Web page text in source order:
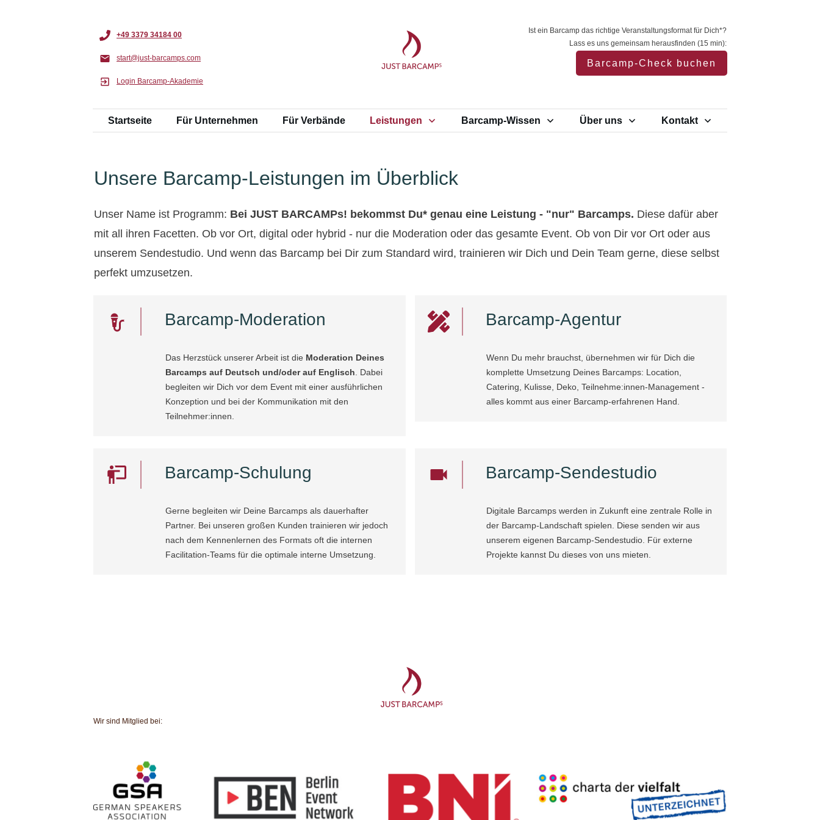
+49 3379 34184 00
start@just-barcamps.com
Login Barcamp-Akademie
Ist ein Barcamp das richtige Veranstaltungsformat für Dich*?
Lass es uns gemeinsam herausfinden (15 min):
Barcamp-Check buchen
Startseite Für Unternehmen Für Verbände Leistungen Barcamp-Wissen Über uns Kontakt
Unsere Barcamp-Leistungen im Überblick
Unser Name ist Programm: Bei JUST BARCAMPs! bekommst Du* genau eine Leistung - "nur" Barcamps. Diese dafür aber
mit all ihren Facetten. Ob vor Ort, digital oder hybrid - nur die Moderation oder das gesamte Event. Ob von Dir vor Ort oder aus
unserem Sendestudio. Und wenn das Barcamp bei Dir zum Standard wird, trainieren wir Dich und Dein Team gerne, diese selbst
perfekt umzusetzen.
Barcamp-Moderation
Das Herzstück unserer Arbeit ist die Moderation Deines
Barcamps auf Deutsch und/oder auf Englisch . Dabei
begleiten wir Dich vor dem Event mit einer ausführlichen
Konzeption und bei der Kommunikation mit den
Teilnehmer:innen.
Barcamp-Agentur
Wenn Du mehr brauchst, übernehmen wir für Dich die
komplette Umsetzung Deines Barcamps: Location,
Catering, Kulisse, Deko, Teilnehme:innen-Management -
alles kommt aus einer Barcamp-erfahrenen Hand.
Barcamp-Schulung
Gerne begleiten wir Deine Barcamps als dauerhafter
Partner. Bei unseren großen Kunden trainieren wir jedoch
nach dem Kennenlernen des Formats oft die internen
Facilitation-Teams für die optimale interne Umsetzung.
Barcamp-Sendestudio
Digitale Barcamps werden in Zukunft eine zentrale Rolle in
der Barcamp-Landschaft spielen. Diese senden wir aus
unserem eigenen Barcamp-Sendestudio. Für externe
Projekte kannst Du dieses von uns mieten.
Wir sind Mitglied bei:
Kundenbewertungen und Erfahrungen zu
Jan Theofel